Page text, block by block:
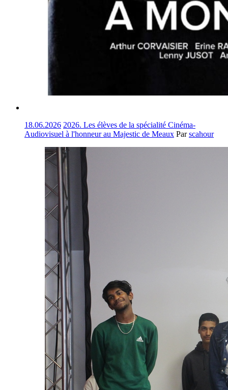
18.06.2026 2026. Les élèves de la spécialité Cinéma-
Audiovisuel à l'honneur au Majestic de Meaux Parscahour